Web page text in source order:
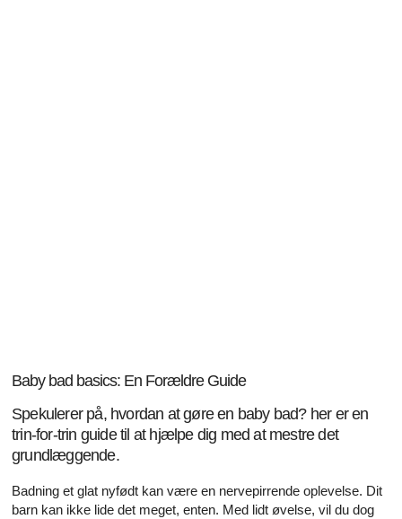
Baby bad basics: En Forældre Guide
Spekulerer på, hvordan at gøre en baby bad? her er en
trin-for-trin guide til at hjælpe dig med at mestre det
grundlæggende.
Badning et glat nyfødt kan være en nervepirrende oplevelse. Dit
barn kan ikke lide det meget, enten. Med lidt øvelse, vil du dog